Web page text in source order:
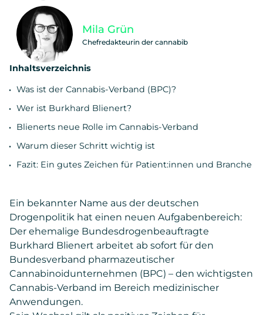
Inhaltsverzeichnis
Was ist der Cannabis-Verband (BPC)?
Wer ist Burkhard Blienert?
Blienerts neue Rolle im Cannabis-Verband
Warum dieser Schritt wichtig ist
Fazit: Ein gutes Zeichen für Patient:innen und Branche
Mila Grün
Chefredakteurin der cannabib
Ein bekannter Name aus der deutschen
Drogenpolitik hat einen neuen Aufgabenbereich:
Der ehemalige Bundesdrogenbeauftragte
Burkhard Blienert arbeitet ab sofort für den
Bundesverband pharmazeutischer
Cannabinoidunternehmen (BPC) – den wichtigsten
Cannabis-Verband im Bereich medizinischer
Anwendungen.